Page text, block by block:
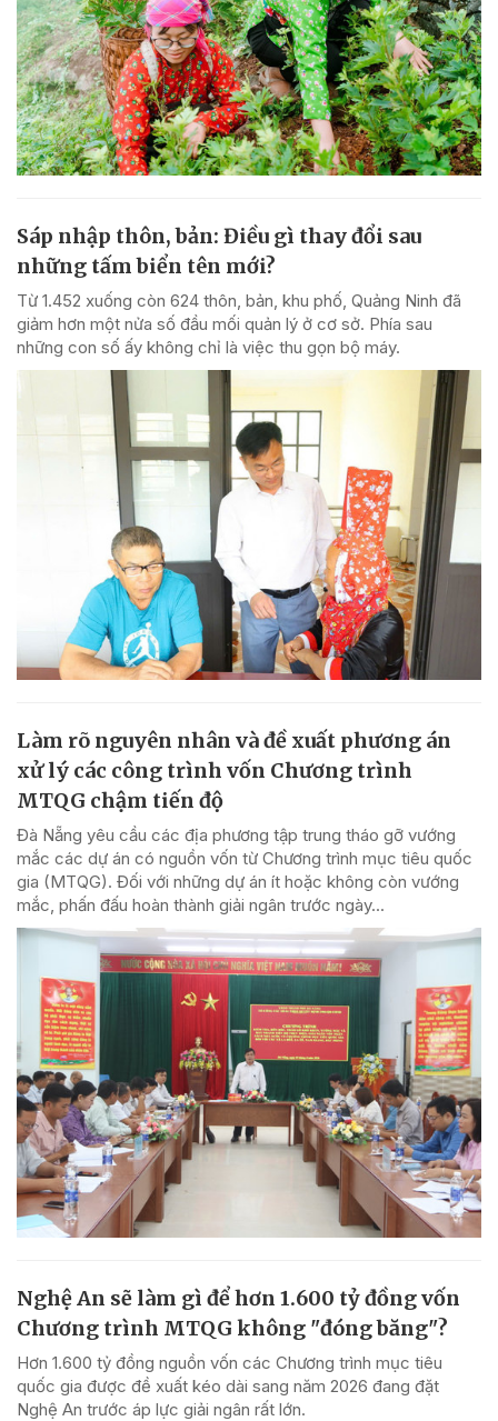
Sáp nhập thôn, bản: Điều gì thay đổi sau
những tấm biển tên mới?
Từ 1.452 xuống còn 624 thôn, bản, khu phố, Quảng Ninh đã
giảm hơn một nửa số đầu mối quản lý ở cơ sở. Phía sau
những con số ấy không chỉ là việc thu gọn bộ máy.
Làm rõ nguyên nhân và đề xuất phương án
xử lý các công trình vốn Chương trình
MTQG chậm tiến độ
Đà Nẵng yêu cầu các địa phương tập trung tháo gỡ vướng
mắc các dự án có nguồn vốn từ Chương trình mục tiêu quốc
gia (MTQG). Đối với những dự án ít hoặc không còn vướng
mắc, phấn đấu hoàn thành giải ngân trước ngày...
Nghệ An sẽ làm gì để hơn 1.600 tỷ đồng vốn
Chương trình MTQG không "đóng băng"?
Hơn 1.600 tỷ đồng nguồn vốn các Chương trình mục tiêu
quốc gia được đề xuất kéo dài sang năm 2026 đang đặt
Nghệ An trước áp lực giải ngân rất lớn.